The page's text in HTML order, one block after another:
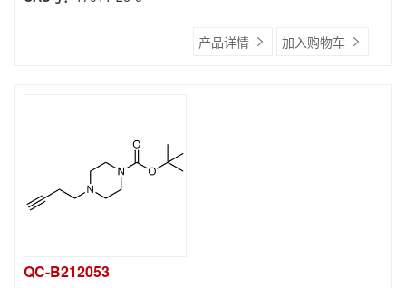
产品详情 加入购物车
QC-B212053